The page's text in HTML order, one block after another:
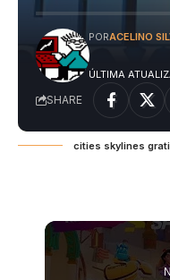
ÚLTIMA
PORACELINO
SHARE
cities skylines